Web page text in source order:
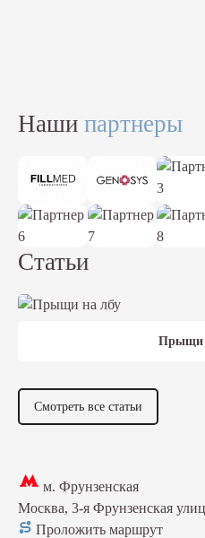
Наши партнеры
Статьи
Прыщи
Смотреть все статьи
м. Фрунзенская
Москва, 3-я Фрунзенская
Проложить маршрут